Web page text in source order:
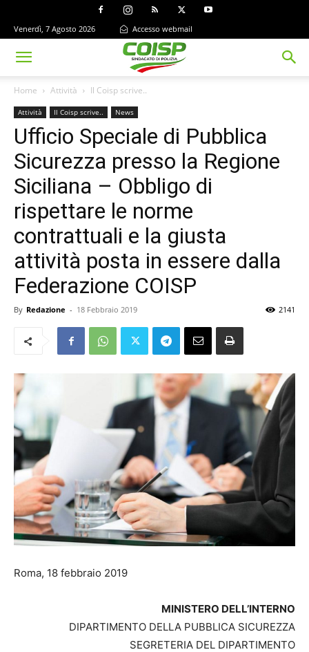
Venerdì, 7 Agosto 2026 Accesso webmail
Home Attività Il Coisp scrive..
Attività Il Coisp scrive.. News
Ufficio Speciale di Pubblica
Sicurezza presso la Regione
Siciliana – Obbligo di
rispettare le norme
contrattuali e la giusta
attività posta in essere dalla
Federazione COISP
By Redazione - 18 Febbraio 2019 2141
Roma, 18 febbraio 2019
MINISTERO DELL’INTERNO
DIPARTIMENTO DELLA PUBBLICA SICUREZZA
SEGRETERIA DEL DIPARTIMENTO